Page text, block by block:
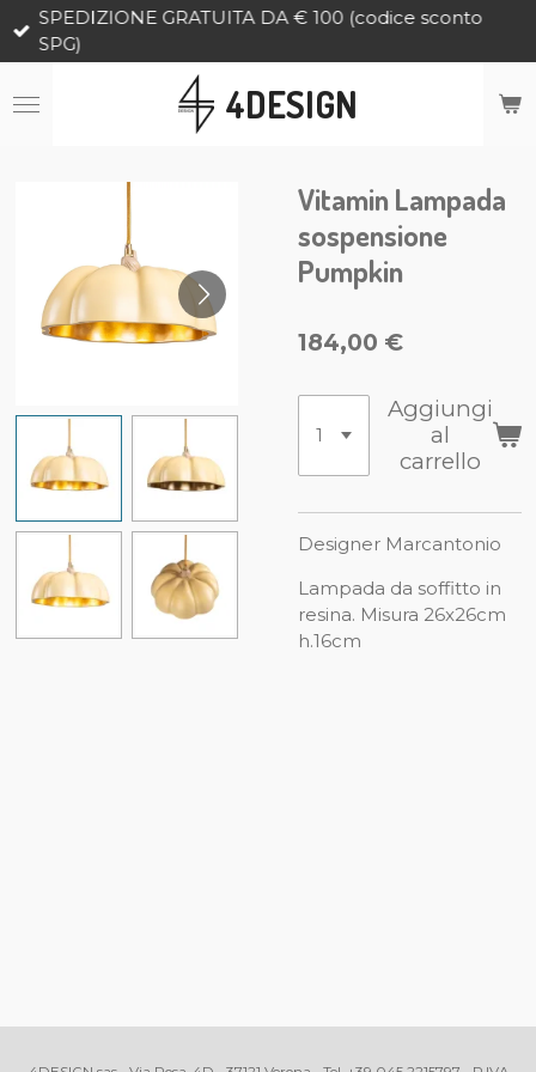
Vai
principale
4DESIGN
SPEDIZIONE GRATUITA DA € 100 (codice sconto
SPG)
Vitamin Lampada
sospensione
Pumpkin
184,00 €
Aggiungi
al
carrello
Designer Marcantonio
Lampada da soffitto in
resina. Misura 26x26cm
h.16cm